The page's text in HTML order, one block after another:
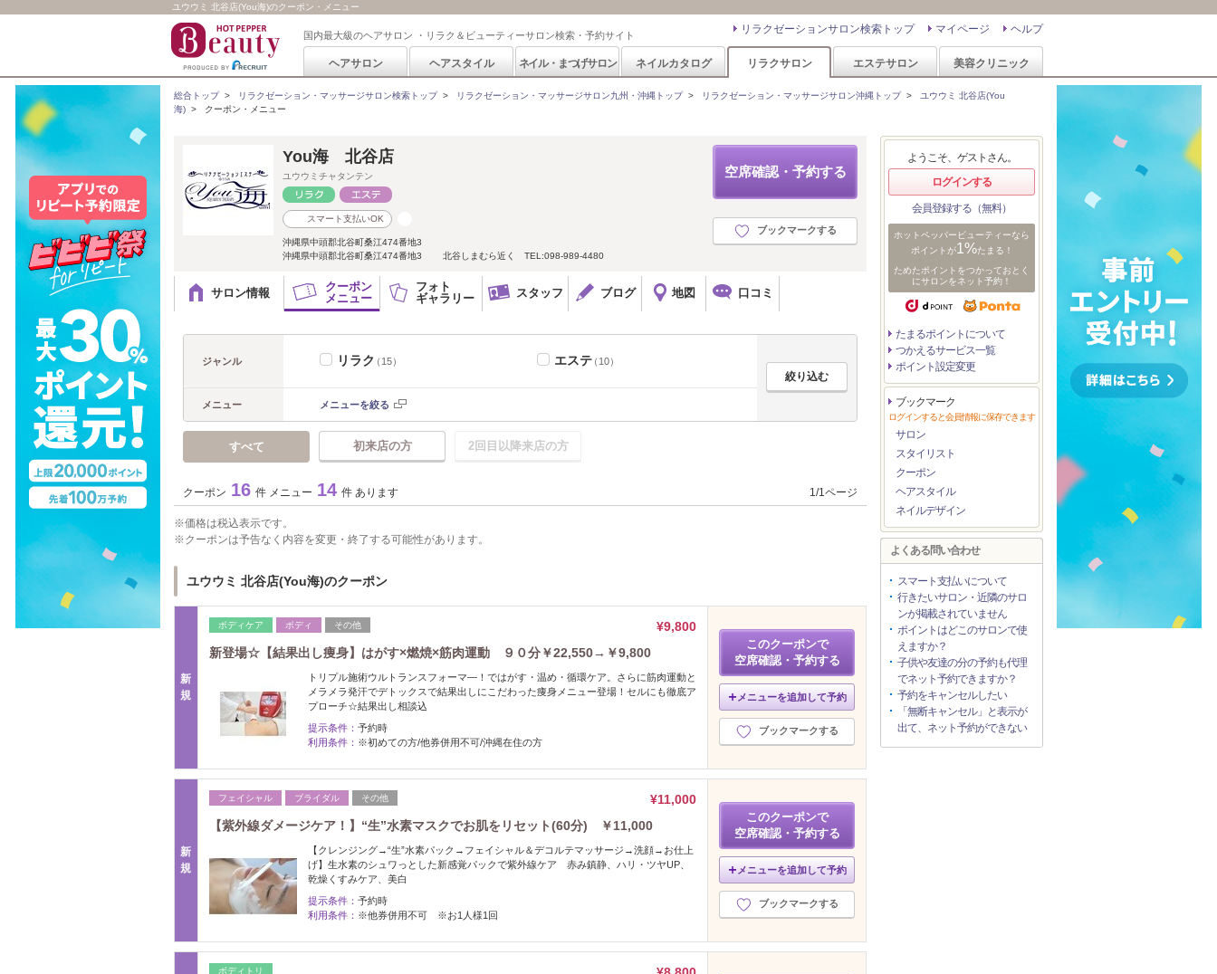
ユウウミ 北谷店(You海)のクーポン・メニュー
国内最大級のヘアサロン ・リラク＆ビューティーサロン検索・予約サイト ヘルプ
マイページ
リラクゼーションサロン検索トップ
ヘアサロン ヘアスタイル ネイル・まつげサロン ネイルカタログ リラクサロン エステサロン 美容クリニック
総合トップ> リラクゼーション・マッサージサロン検索トップ> リラクゼーション・マッサージサロン九州・沖縄トップ> リラクゼーション・マッサージサロン沖縄トップ> ユウウミ 北谷店(You
海) > クーポン・メニュー
空席確認・予約する
ブックマークする
You海 北谷店
ユウウミチャタンテン
スマート支払いOK
沖縄県中頭郡北谷町桑江474番地3
沖縄県中頭郡北谷町桑江474番地3 北谷しまむら近く TEL:098-989-4480
サロン情報
クーポン
メニュー
フォト
ギャラリー
スタッフ ブログ 地図 口コミ
ジャンル リラク（15） エステ（10）
メニュー メニューを絞る
すべて 初来店の方 2回目以降来店の方
クーポン 16 件 メニュー 14 件 あります 1/1ページ
価格は税込表示です。
クーポンは予告なく内容を変更・終了する可能性があります。
ユウウミ 北谷店(You海)のクーポン
新
規
ボディケア ボディ その他
¥9,800
新登場☆【結果出し痩身】はがす×燃焼×筋肉運動 ９０分￥22,550→￥9,800
トリプル施術ウルトランスフォーマ―！ではがす・温め・循環ケア。さらに筋肉運動と
メラメラ発汗でデトックスで結果出しにこだわった痩身メニュー登場！セルにも徹底ア
プローチ☆結果出し相談込
提示条件： 予約時
利用条件： ※初めての方/他券併用不可/沖縄在住の方
このクーポンで
空席確認・予約する
メニューを追加して予約
ブックマークする
新
規
フェイシャル ブライダル その他
¥11,000
【紫外線ダメージケア！】“生”水素マスクでお肌をリセット(60分) ￥11,000
【クレンジング→“生”水素パック→フェイシャル＆デコルテマッサージ→洗顔→お仕上
げ】生水素のシュワっとした新感覚パックで紫外線ケア 赤み鎮静、ハリ・ツヤUP、
乾燥くすみケア、美白
提示条件： 予約時
利用条件： ※他券併用不可 ※お1人様1回
このクーポンで
空席確認・予約する
メニューを追加して予約
ブックマークする
ボディトリ
ようこそ、ゲストさん。
ログインする
会員登録する（無料）
ホットペッパービューティーなら
ポイントが1%たまる！
ためたポイントをつかっておとく
にサロンをネット予約！
たまるポイントについて
つかえるサービス一覧
ポイント設定変更
ブックマーク
ログインすると会員情報に保存できます
サロン
スタイリスト
クーポン
ヘアスタイル
ネイルデザイン
よくある問い合わせ
スマート支払いについて
行きたいサロン・近隣のサロ
ンが掲載されていません
ポイントはどこのサロンで使
えますか？
子供や友達の分の予約も代理
でネット予約できますか？
予約をキャンセルしたい
「無断キャンセル」と表示が
出て、ネット予約ができない